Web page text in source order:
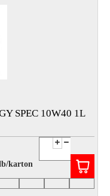
SPEC 10W40 1L
karton